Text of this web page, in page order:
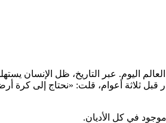
اليوم. عبر التاريخ، ظل الإنسان
قبل ثلاثة أعوام، قلت: «نحتاج إلى
موجود في كل الأديان.